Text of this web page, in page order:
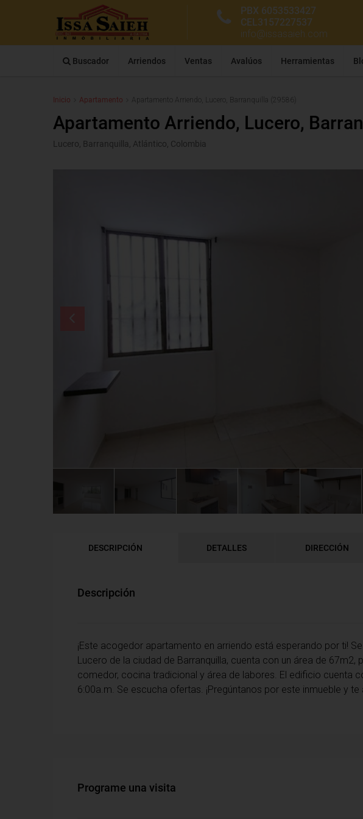
PBX 6053533427
CEL3157227537
info@issasaieh.com
Buscador Arriendos Ventas Avalúos Herramientas
Inicio Apartamento Apartamento Arriendo, Lucero, Barranquilla (29586)
Apartamento Arriendo, Lucero,
Lucero, Barranquilla, Atlántico, Colombia
DESCRIPCIÓN DETALLES DIRECCIÓN
Descripción
¡Este acogedor apartamento en arriendo está esperando por ti!
Lucero de la ciudad de Barranquilla, cuenta con un área de 67m2,
comedor, cocina tradicional y área de labores. El edificio cuenta
6:00a.m. Se escucha ofertas. ¡Pregúntanos por este inmueble y
Programe una visita